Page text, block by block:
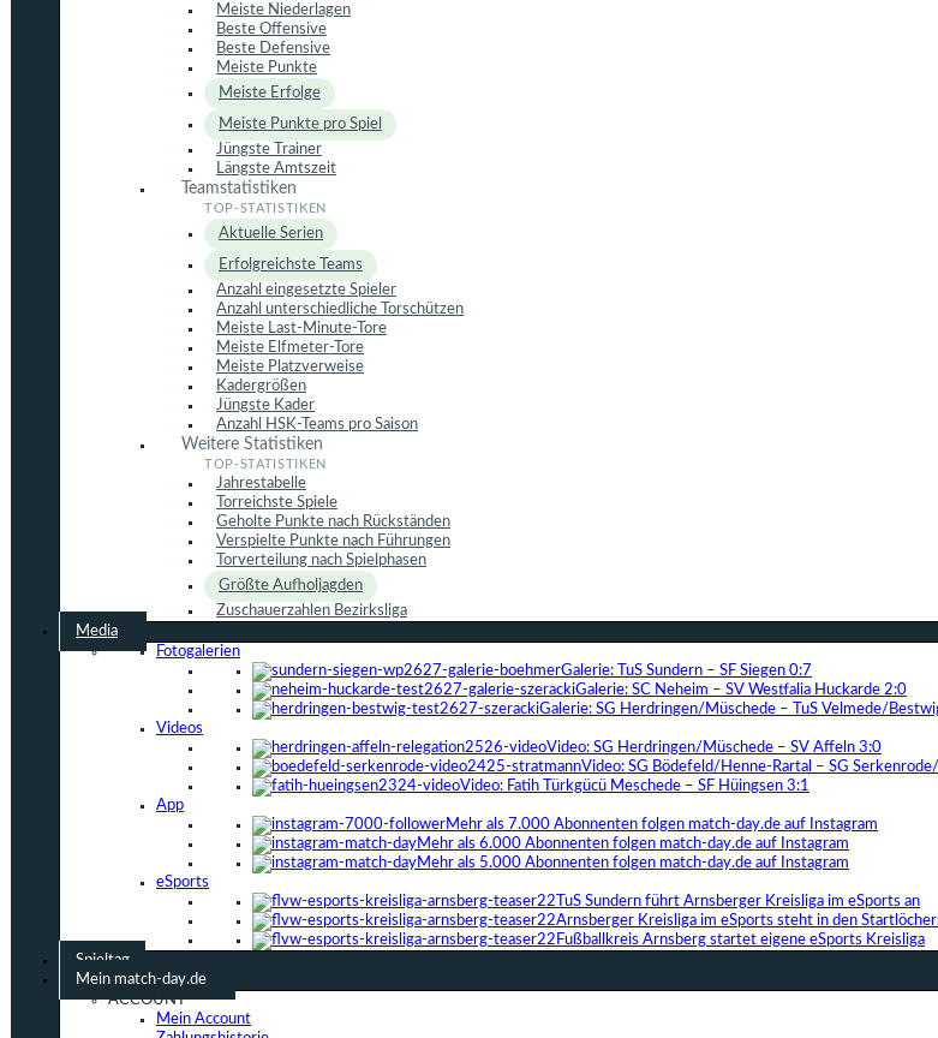
Meiste Niederlagen
Beste Offensive
Beste Defensive
Meiste Punkte
Meiste Erfolge
Meiste Punkte pro Spiel
Jüngste Trainer
Längste Amtszeit
Teamstatistiken
Aktuelle Serien
Erfolgreichste Teams
Anzahl eingesetzte Spieler
Anzahl unterschiedliche Torschützen
Meiste Last-Minute-Tore
Meiste Elfmeter-Tore
Meiste Platzverweise
Kadergrößen
Jüngste Kader
Anzahl HSK-Teams pro Saison
Weitere Statistiken
Jahrestabelle
Torreichste Spiele
Geholte Punkte nach Rückständen
Verspielte Punkte nach Führungen
Torverteilung nach Spielphasen
Größte Aufholjagden
Zuschauerzahlen Bezirksliga
Media
Fotogalerien
Galerie: TuS Sundern – SF Siegen 0:7
Galerie: SC Neheim – SV Westfalia Huckarde 2:0
Galerie: SG Herdringen/Müschede – TuS Velmede/
Videos
Video: SG Herdringen/Müschede – SV Affeln 3:0
Video: SG Bödefeld/Henne-Rartal – SG
Video: Fatih Türkgücü Meschede – SF Hüingsen 3:1
App
Mehr als 7.000 Abonnenten folgen match-day.de auf Instagram
Mehr als 6.000 Abonnenten folgen match-day.de auf Instagram
Mehr als 5.000 Abonnenten folgen match-day.de auf Instagram
eSports
TuS Sundern führt Arnsberger Kreisliga im eSports an
Arnsberger Kreisliga im eSports steht in den
Fußballkreis Arnsberg startet eigene eSports Kreisliga
Spieltag
Mein match-day.de
ACCOUNT
Mein Account